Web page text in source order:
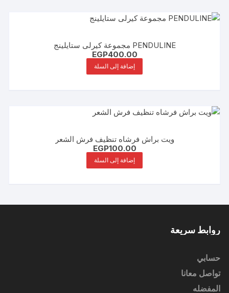
PENDULINE مجموعة كيرلى ستايلينج
EGP400.00
إضافة إلى السلة
ويت براش فرشاه تنظيف فرش الشعر
EGP100.00
إضافة إلى السلة
روابط سريعة
حسابي
تواصل معانا
المفضله